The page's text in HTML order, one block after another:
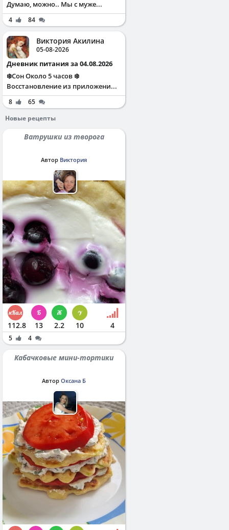
Думаю, можно.. Мы с муже...
4 84
Виктория Акилина
05-08-2026
Дневник питания за 04.08.2026
❄️Сон Около 5 часов ❄️
Восстановление из приложени...
8
65
Новые рецепты
Ватрушки из творога
Автор Виктория
112.8 13 2.2 10 4
5 4
Кабачковые мини-тортики
Автор Оксана Б